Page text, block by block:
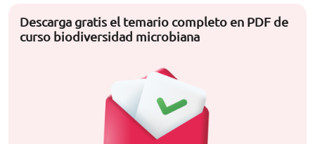
Descarga gratis el temario completo en PDF de
curso biodiversidad microbiana